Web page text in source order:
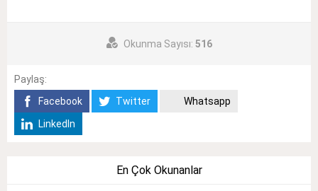
Okunma Sayısı: 516
Paylaş:
Facebook
Twitter
Whatsapp
LinkedIn
En Çok Okunanlar